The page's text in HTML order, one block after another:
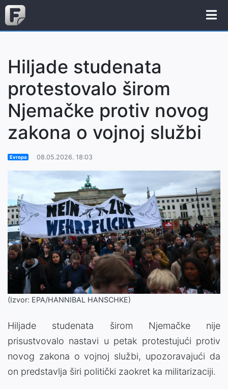
Hiljade studenata
protestovalo širom
Njemačke protiv novog
zakona o vojnoj službi
Evropa 08.05.2026. 18:03
(Izvor: EPA/HANNIBAL HANSCHKE)
Hiljade studenata širom Njemačke nije
prisustvovalo nastavi u petak protestujući protiv
novog zakona o vojnoj službi, upozoravajući da
on predstavlja širi politički zaokret ka militarizaciji.